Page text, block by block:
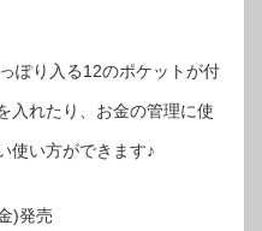
ぽり入る12のポケットが付
入れたり、お金の管理に使
使い方ができます♪
)発売